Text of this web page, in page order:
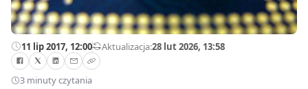
11 lip 2017, 12:00—Aktualizacja:28 lut 2026, 13:58
3 minuty czytania